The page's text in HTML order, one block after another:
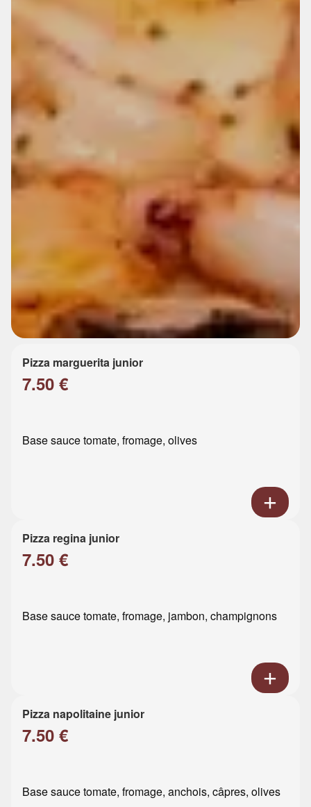
Pizza marguerita junior
7.50 €
Base sauce tomate, fromage, olives
Pizza regina junior
7.50 €
Base sauce tomate, fromage, jambon, champignons
Pizza napolitaine junior
7.50 €
Base sauce tomate, fromage, anchois, câpres, olives